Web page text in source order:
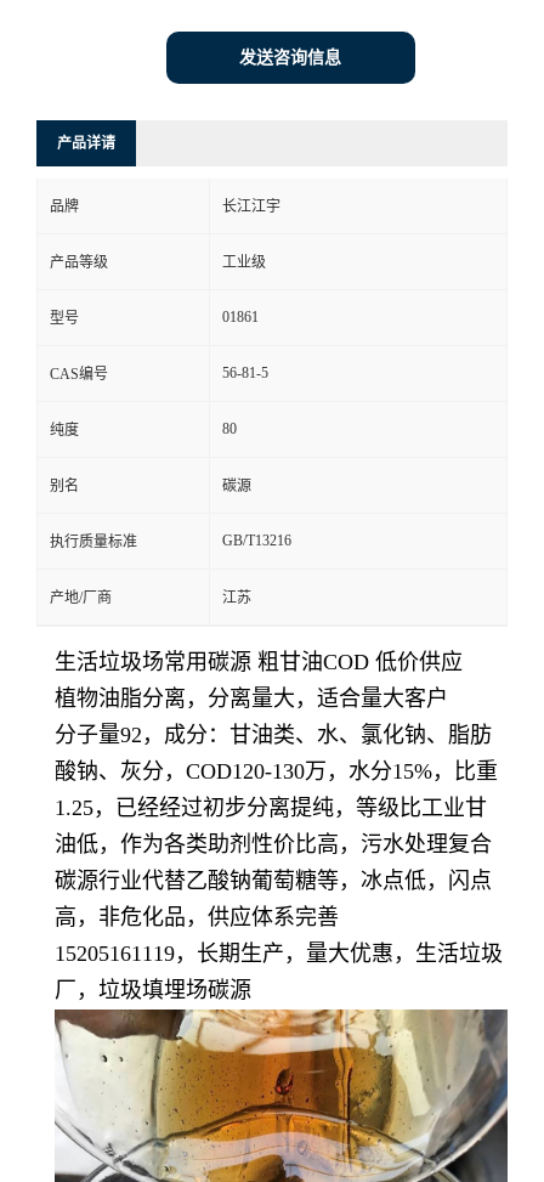
发送咨询信息
产品详请
品牌 长江江宇
产品等级 工业级
型号 01861
CAS编号 56-81-5
纯度 80
别名 碳源
执行质量标准 GB/T13216
产地/厂商 江苏
生活垃圾场常用碳源 粗甘油COD 低价供应
植物油脂分离，分离量大，适合量大客户
分子量92，成分：甘油类、水、氯化钠、脂肪
酸钠、灰分，COD120-130万，水分15%，比重
1.25，已经经过初步分离提纯，等级比工业甘
油低，作为各类助剂性价比高，污水处理复合
碳源行业代替乙酸钠葡萄糖等，冰点低，闪点
高，非危化品，供应体系完善
15205161119，长期生产，量大优惠，生活垃圾
厂，垃圾填埋场碳源